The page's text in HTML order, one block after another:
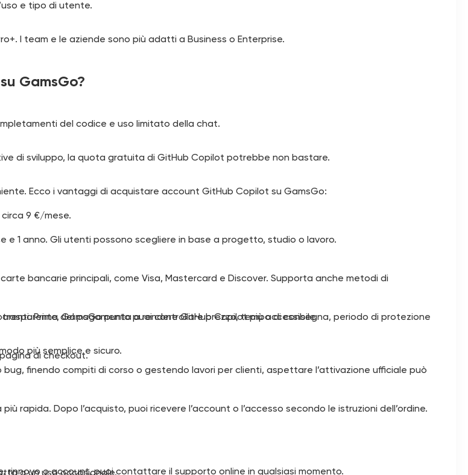
e tipo di utente.
I team e le aziende sono più adatti a Business o Enterprise.
GamsGo?
del codice e uso limitato della chat.
di sviluppo, la quota gratuita di GitHub Copilot potrebbe non bastare.
Ecco i vantaggi di acquistare account GitHub Copilot su GamsGo:
9 €/mese.
e 1 anno. Gli utenti possono scegliere in base a progetto, studio o lavoro.
bancarie principali, come Visa, Mastercard e Discover. Supporta anche metodi di
Prima del pagamento puoi controllare prezzo, tempo di consegna, periodo di protezione
di checkout.
finendo compiti di corso o gestendo lavori per clienti, aspettare l’attivazione ufficiale può
rapida. Dopo l’acquisto, puoi ricevere l’account o l’accesso secondo le istruzioni dell’ordine.
rinnovo o account, puoi contattare il supporto online in qualsiasi momento.
GamsGo punta a rendere GitHub Copilot più accessibile.
più semplice e sicuro.
a un uso occasionale.